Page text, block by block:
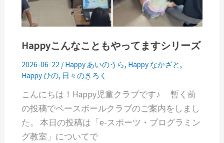
Happyこんなこともやってますシリーズ
2026-06-22 / Happy あいのうら, Happy なかざと,
Happy ひの, 日々のきろく
こんにちは！Happy児童クラブです♪ 暫く前
の投稿でベースボールクラブのご案内をしまし
た。 本日の投稿は「e-スポーツ・プログラミン
グ教室」についてで
す
シ
ー
ズ